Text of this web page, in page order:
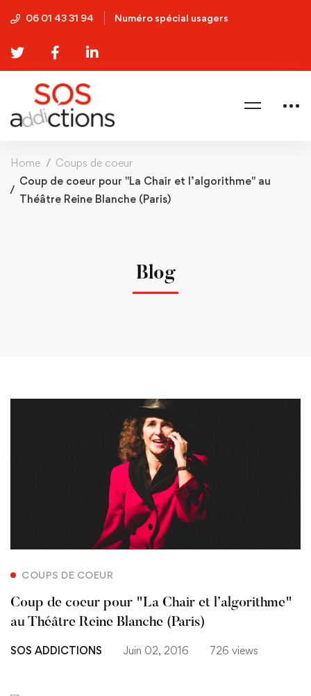
06 01 43 31 94 Numéro spécial usagers
Home
Coups de coeur
Coup de coeur pour "La Chair et l’algorithme" au
Théâtre Reine Blanche (Paris)
Blog
COUPS DE COEUR
Coup de coeur pour "La Chair et l’algorithme"
au Théâtre Reine Blanche (Paris)
SOS ADDICTIONS Juin 02, 2016 726 views